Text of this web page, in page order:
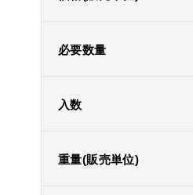
必要数量
入数
重量(販売単位)